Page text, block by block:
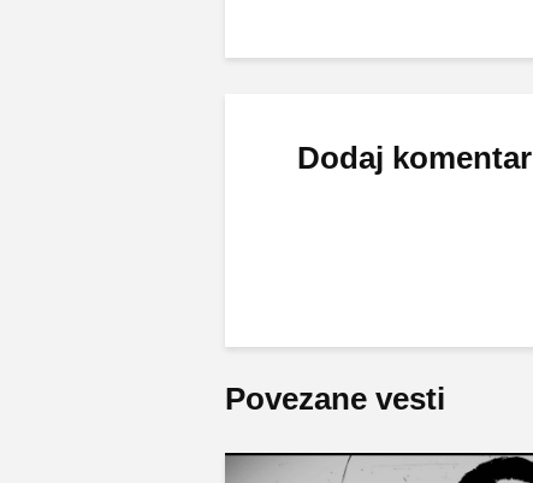
Dodaj komentar
Povezane vesti